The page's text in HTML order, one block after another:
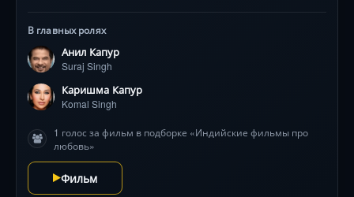
оскорблённый до глубины души, идёт на отчаянный
шаг — только родная кровь имеет право растить его
ребёнка! Фильм поражает контрастами: роскошные
свадьбы сменяются убогими трущобами, а нежные
признания — яростными схватками. Зрителей ждут
младенцем и напряжённое противостояние, где
каждый поступок — как удар ножом. Легендарная
индийская мелодрама с огненным темпераментом,
где даже скрипка плачет в саундтреке .
В главных ролях
Анил Капур
Suraj Singh
Каришма Капур
Komal Singh
1 голос за фильм в подборке «Индийские фильмы про
любовь»
Фильм